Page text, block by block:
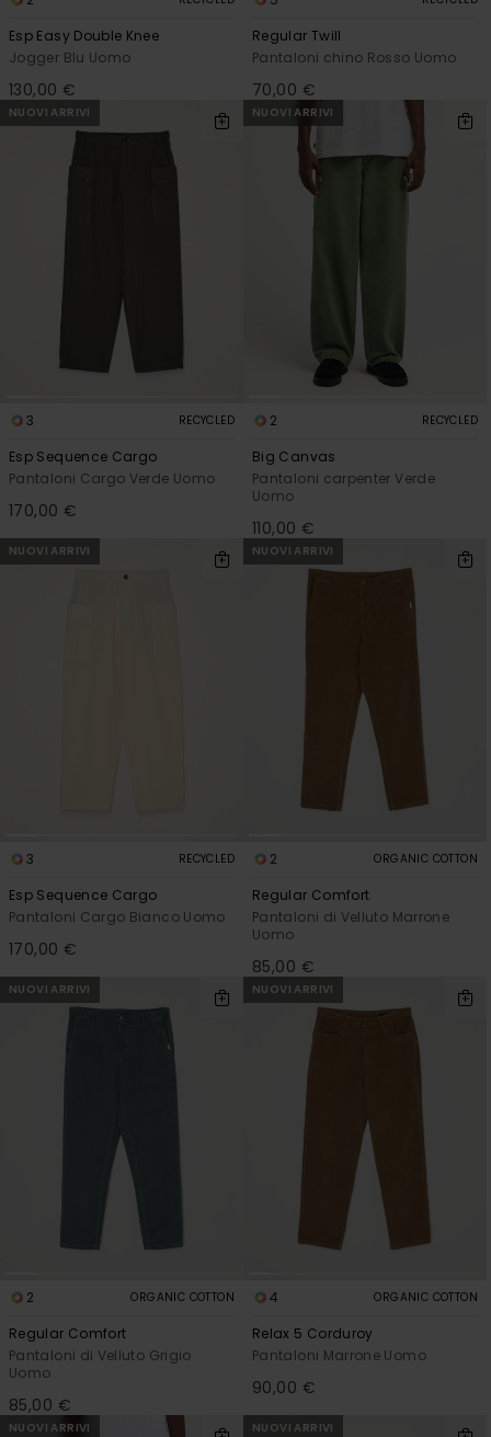
Esp Easy Double Knee
Jogger Blu Uomo
130,00 €
Regular Twill
Pantaloni chino Rosso Uomo
70,00 €
NUOVI ARRIVI
3 RECYCLED
Esp Sequence Cargo
Pantaloni Cargo Verde Uomo
170,00 €
NUOVI ARRIVI
2 RECYCLED
Big Canvas
Pantaloni carpenter Verde
Uomo
110,00 €
NUOVI ARRIVI
3 RECYCLED
Esp Sequence Cargo
Pantaloni Cargo Bianco Uomo
170,00 €
NUOVI ARRIVI
2 ORGANIC COTTON
Regular Comfort
Pantaloni di Velluto Marrone
Uomo
85,00 €
NUOVI ARRIVI
2 ORGANIC COTTON
Regular Comfort
Pantaloni di Velluto Grigio
Uomo
85,00 €
NUOVI ARRIVI
4 ORGANIC COTTON
Relax 5 Corduroy
Pantaloni Marrone Uomo
90,00 €
NUOVI ARRIVI NUOVI ARRIVI